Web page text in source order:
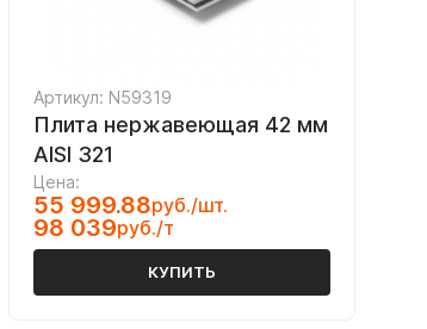
Артикул: N59319
Плита нержавеющая 42 мм
AISI 321
Цена:
55 999.88руб./шт.
98 039руб./т
КУПИТЬ